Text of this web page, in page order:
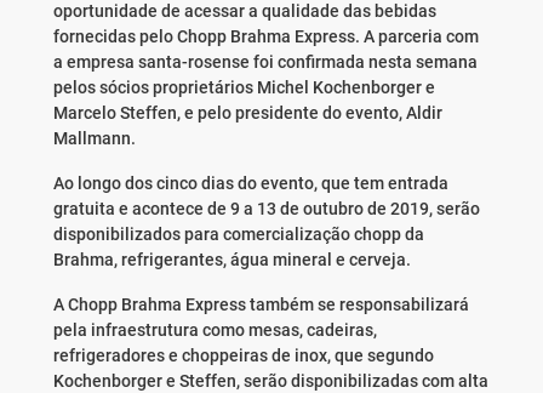
oportunidade de acessar a qualidade das bebidas
fornecidas pelo Chopp Brahma Express. A parceria com
a empresa santa-rosense foi confirmada nesta semana
pelos sócios proprietários Michel Kochenborger e
Marcelo Steffen, e pelo presidente do evento, Aldir
Mallmann.
Ao longo dos cinco dias do evento, que tem entrada
gratuita e acontece de 9 a 13 de outubro de 2019, serão
disponibilizados para comercialização chopp da
Brahma, refrigerantes, água mineral e cerveja.
A Chopp Brahma Express também se responsabilizará
pela infraestrutura como mesas, cadeiras,
refrigeradores e choppeiras de inox, que segundo
Kochenborger e Steffen, serão disponibilizadas com alta